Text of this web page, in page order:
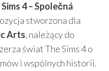
4 – Společná
stworzona dla
Arts, należący do
świat The Sims 4 o
i wspólnych historii.